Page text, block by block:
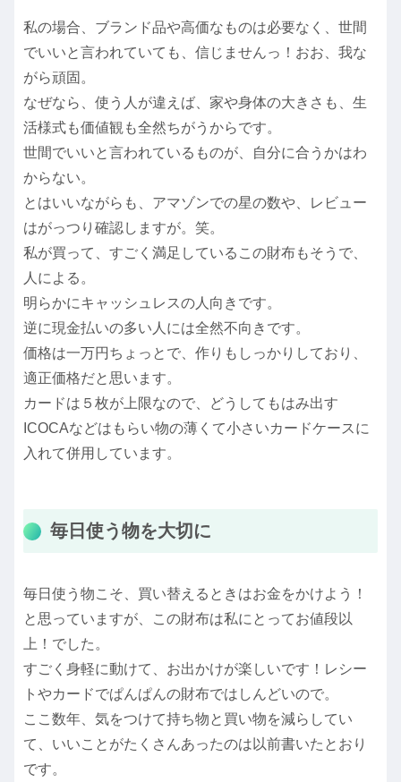
私の場合、ブランド品や高価なものは必要なく、世間
でいいと言われていても、信じませんっ！おお、我な
がら頑固。
なぜなら、使う人が違えば、家や身体の大きさも、生
活様式も価値観も全然ちがうからです。
世間でいいと言われているものが、自分に合うかはわ
からない。
とはいいながらも、アマゾンでの星の数や、レビュー
はがっつり確認しますが。笑。
私が買って、すごく満足しているこの財布もそうで、
人による。
明らかにキャッシュレスの人向きです。
逆に現金払いの多い人には全然不向きです。
価格は一万円ちょっとで、作りもしっかりしており、
適正価格だと思います。
カードは５枚が上限なので、どうしてもはみ出す
ICOCAなどはもらい物の薄くて小さいカードケースに
入れて併用しています。
毎日使う物を大切に
毎日使う物こそ、買い替えるときはお金をかけよう！
と思っていますが、この財布は私にとってお値段以
上！でした。
すごく身軽に動けて、お出かけが楽しいです！レシー
トやカードでぱんぱんの財布ではしんどいので。
ここ数年、気をつけて持ち物と買い物を減らしてい
て、いいことがたくさんあったのは以前書いたとおり
です。